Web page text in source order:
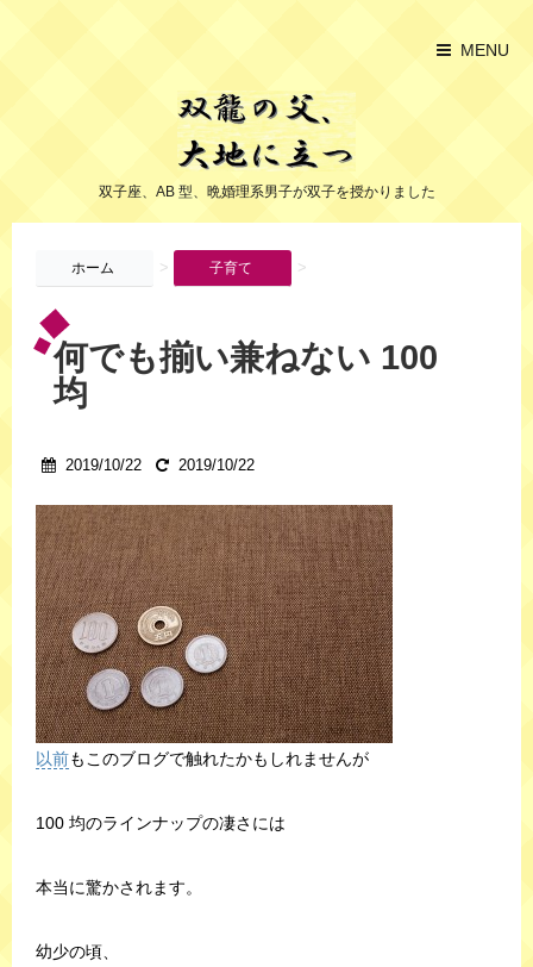
MENU
双子座、AB 型、晩婚理系男子が双子を授かりました
ホーム > 子育て >
何でも揃い兼ねない 100
均
2019/10/22 2019/10/22
以前もこのブログで触れたかもしれませんが
100 均のラインナップの凄さには
本当に驚かされます。
幼少の頃、